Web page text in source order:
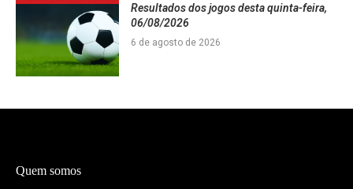
Resultados dos jogos desta quinta-feira,
06/08/2026
6 de agosto de 2026
Quem somos